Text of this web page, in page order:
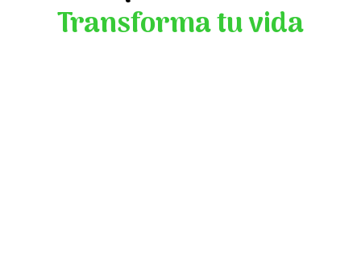
Transforma tu vida